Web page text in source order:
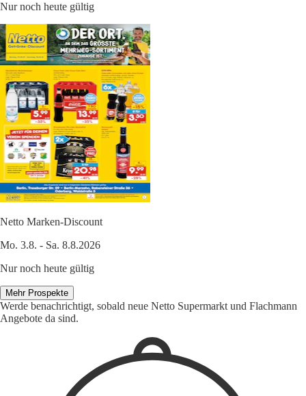
Nur noch heute gültig
Netto Marken-Discount
Mo. 3.8. - Sa. 8.8.2026
Nur noch heute gültig
Mehr Prospekte
Werde benachrichtigt, sobald neue Netto Supermarkt und Flachmann
Angebote da sind.